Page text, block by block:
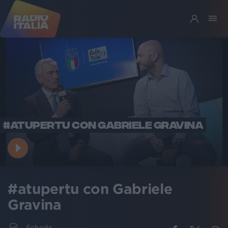
#ATUPERTU CON GABRIELE GRAVINA
#atupertu con Gabriele
Gravina